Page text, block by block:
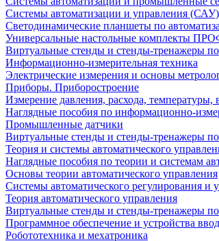
Системы автоматизации и управления (САУ)
Светодинамические планшеты по
Универсальные настольные комплекты
Виртуальные стенды и стенды-тренажеры
Информационно-измерительная техника
Электрические измерения и основы
Приборы. Приборостроение
Измерение давления, расхода, температуры,
Наглядные пособия по информационно-
Промышленные датчики
Виртуальные стенды и стенды-тренажеры
Теория и системы автоматического
Наглядные пособия по теории и системам
Основы теории автоматического управления
Системы автоматического регулирования и
Теория автоматического управления
Виртуальные стенды и стенды-тренажеры
Программное обеспечение и устройства
Робототехника и мехатроника